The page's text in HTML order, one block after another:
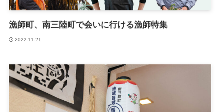
漁師町、南三陸町で会いに行ける漁師特集
2022-11-21